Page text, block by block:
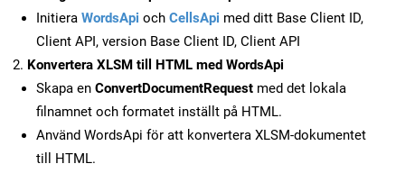
Initiera WordsApi och CellsApi med ditt Base Client ID,
Client API, version Base Client ID, Client API
Konvertera XLSM till HTML med WordsApi
Skapa en ConvertDocumentRequest med det lokala
filnamnet och formatet inställt på HTML.
Använd WordsApi för att konvertera XLSM-dokumentet
till HTML.